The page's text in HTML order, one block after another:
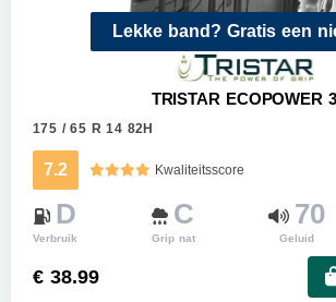
Lekke band? Gratis een
TRISTAR ECOPOWER 3
175 / 65 R 14 82H
7.2 Kwaliteitsscore
D
Verbruik
C
Grip nat
70
Geluid
€ 38.99